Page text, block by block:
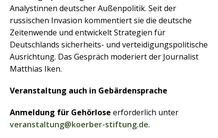
Analystinnen deutscher Außenpolitik. Seit der
russischen Invasion kommentiert sie die deutsche
Zeitenwende und entwickelt Strategien für
Deutschlands sicherheits- und verteidigungspolitische
Ausrichtung. Das Gespräch moderiert der Journalist
Matthias Iken.
Veranstaltung auch in Gebärdensprache
Anmeldung für Gehörlose erforderlich unter
veranstaltung@koerber-stiftung.de.